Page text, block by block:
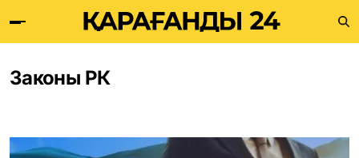
Законы РК